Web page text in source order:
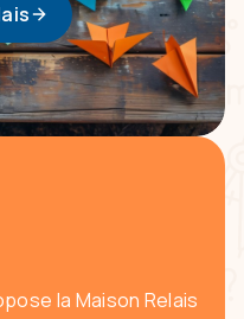
la Maison Relais